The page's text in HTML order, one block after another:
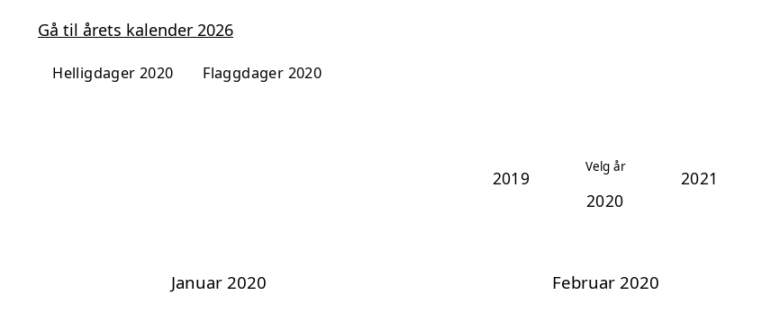
Gå til årets kalender 2026
Helligdager 2020 Flaggdager 2020
2019
Velg år
2021
Januar 2020 Februar 2020